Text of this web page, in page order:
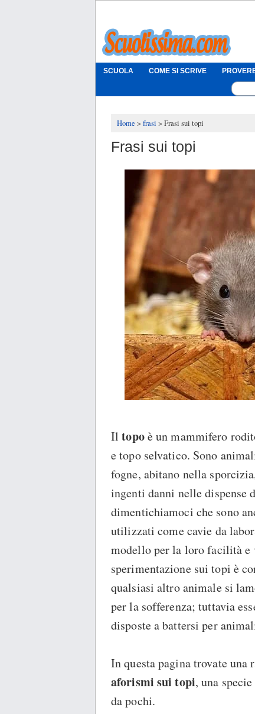
SCUOLA COME SI SCRIVE
Home frasi Frasi sui topi
Frasi sui topi
Iltopoè un mammifero
e topo selvatico. Sono
fogne, abitano nella
ingenti danni nelle dispense
dimentichiamoci che sono
utilizzati come cavie da
modello per la loro facilità e
sperimentazione sui topi è
qualsiasi altro animale si
per la sofferenza; tuttavia
disposte a battersi per
In questa pagina trovate una
aforismi sui topi, una
da pochi.